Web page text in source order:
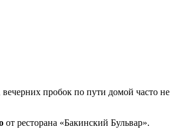
пробок по пути домой часто не
от ресторана «Бакинский Бульвар».